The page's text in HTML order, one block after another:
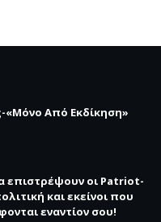
«Μόνο Από Εκδίκηση»
επιστρέψουν οι Patriot-
και εκείνοι που
εναντίον σου!